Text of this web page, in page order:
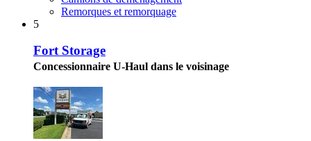
Remorques et remorquage
5
Fort Storage
Concessionnaire U-Haul dans le voisinage